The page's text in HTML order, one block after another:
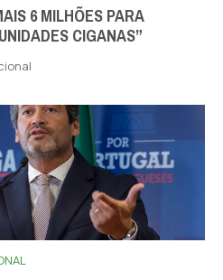
6 MILHÕES PARA
CIGANAS”